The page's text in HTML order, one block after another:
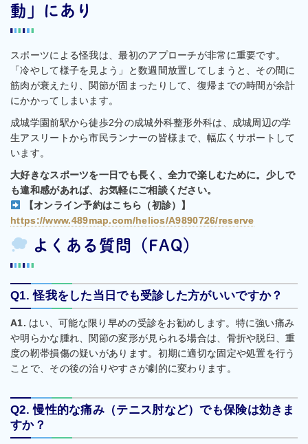
動」にあり
スポーツによる怪我は、最初のアプローチが非常に重要です。
「冷やして様子を見よう」と数週間放置してしまうと、その間に
筋肉が衰えたり、関節が固まったりして、復帰までの時間が余計
にかかってしまいます。
成城学園前駅から徒歩2分の成城外科整形外科は、成城周辺の学
生アスリートから市民ランナーの皆様まで、幅広くサポートして
います。
大好きなスポーツを一日でも長く、全力で楽しむために。少しで
も違和感があれば、お気軽にご相談ください。
【オンライン予約はこちら（初診）】
https://www.489map.com/helios/A9890726/reserve
よくある質問（FAQ）
Q1. 怪我をした当日でも受診した方がいいですか？
A1. はい、可能な限り早めの受診をお勧めします。特に強い痛み
や明らかな腫れ、関節の変形が見られる場合は、骨折や脱臼、重
度の靭帯損傷の疑いがあります。初期に適切な固定や処置を行う
ことで、その後の治りやすさが劇的に変わります。
Q2. 慢性的な痛み（テニス肘など）でも保険は効きま
すか？